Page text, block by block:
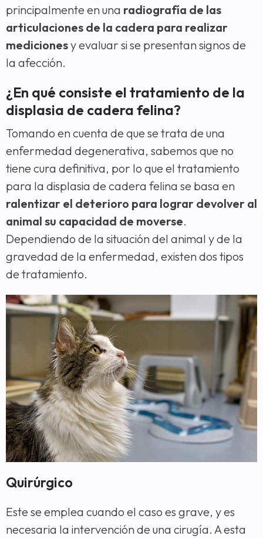
principalmente en una radiografía de las
articulaciones de la cadera para realizar
medicionesy evaluar si se presentan signos de
la afección.
¿En qué consiste el tratamiento de la
displasia de cadera felina?
Tomando en cuenta de que se trata de una
enfermedad degenerativa, sabemos que no
tiene cura definitiva, por lo que el tratamiento
para la displasia de cadera felina se basa en
ralentizar el deterioro para lograr devolver al
animal su capacidad de moverse.
Dependiendo de la situación del animal y de la
gravedad de la enfermedad, existen dos tipos
de tratamiento.
Quirúrgico
Este se emplea cuando el caso es grave, y es
necesaria la intervención de una cirugía. A esta